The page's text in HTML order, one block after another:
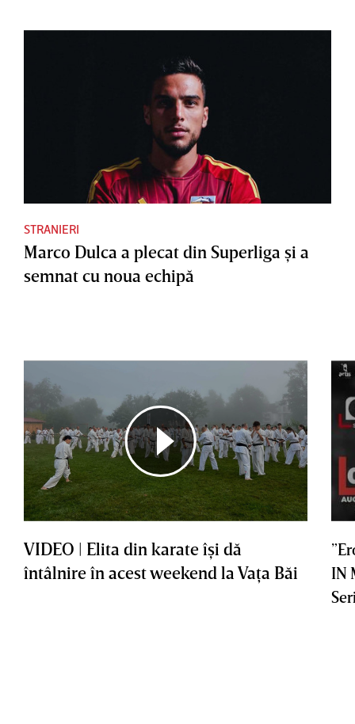
STRANIERI
Marco Dulca a plecat din Superliga şi a
semnat cu noua echipă
VIDEO | Elita din karate îşi dă
întâlnire în acest weekend la Vaţa Băi
IN